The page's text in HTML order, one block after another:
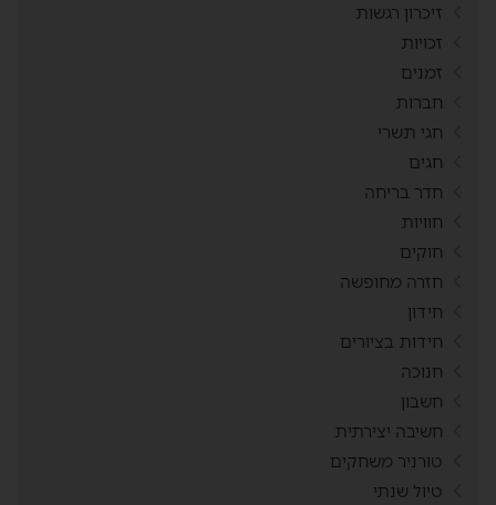
זיכרון רגשות
זכויות
זמנים
חברות
חגי תשרי
חגים
חדר בריחה
חוויות
חוקים
חזרה מחופשה
חידון
חידות בציורים
חנוכה
חשבון
חשיבה יצירתית
טורניר משחקים
טיול שנתי